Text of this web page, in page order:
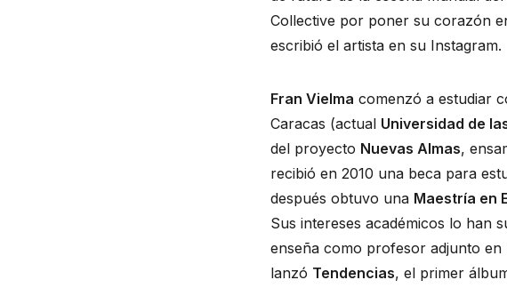
Collective por poner su corazón
escribió el artista en su Instagram.
Fran Vielma comenzó a estudiar
Caracas (actual Universidad de
del proyecto Nuevas Almas,
recibió en 2010 una beca para
después obtuvo una Maestría en
Sus intereses académicos lo han
enseña como profesor adjunto en
lanzó Tendencias, el primer